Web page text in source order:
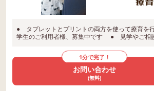
● タブレットとプリントの両方を使って療育
学生のご利用者様、募集中です ● 見学やご相
1分で完了！
お問い合わせ
(無料)